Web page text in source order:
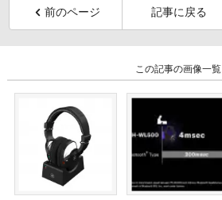
前のページ 記事に戻る
この記事の画像一覧